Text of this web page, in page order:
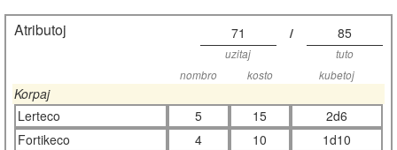
Atributoj 71 / 85
uzitaj
tuto
nombro
kosto kubetoj
Korpaj
Lerteco
5 15
2d6
Fortikeco
4 10
1d10